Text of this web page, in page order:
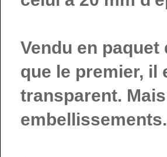
Vendu en
que le premier, il
transparent.
embellissements.